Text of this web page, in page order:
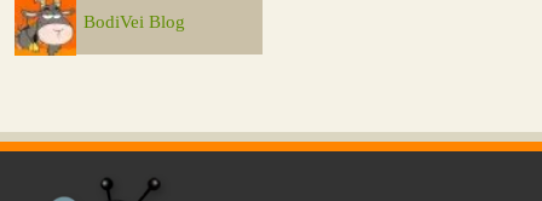
BodiVei Blog